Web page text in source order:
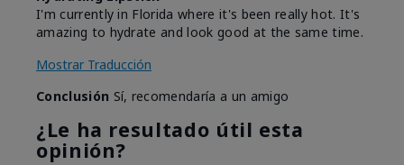
I'm currently in Florida where it's been really hot. It's
amazing to hydrate and look good at the same time.
Mostrar Traducción
Conclusión Sí, recomendaría a un amigo
¿Le ha resultado útil esta
opinión?